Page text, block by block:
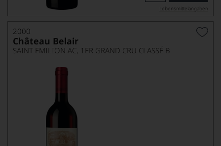
Lebensmittel­angaben
2000
Château Belair
SAINT EMILION AC, 1ER GRAND CRU CLASSÉ B